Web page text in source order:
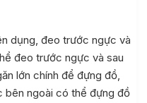
dụng, đeo trước ngực và
đeo trước ngực và sau
lớn chính để đựng đồ,
bên ngoài có thể đựng đồ